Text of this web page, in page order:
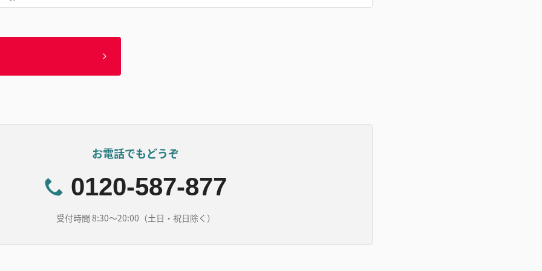
お電話でもどうぞ
0120-587-877
受付時間 8:30～20:00（土日・祝日除く）